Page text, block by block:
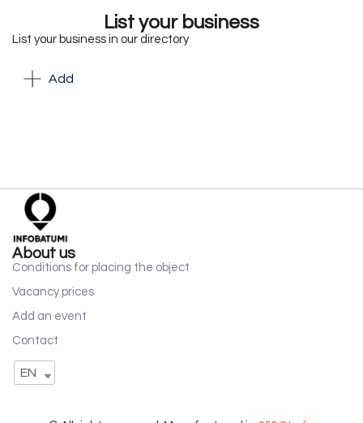
List your business
List your business in our directory
Add
About us
Conditions for placing the object
Vacancy prices
Add an event
Contact
EN